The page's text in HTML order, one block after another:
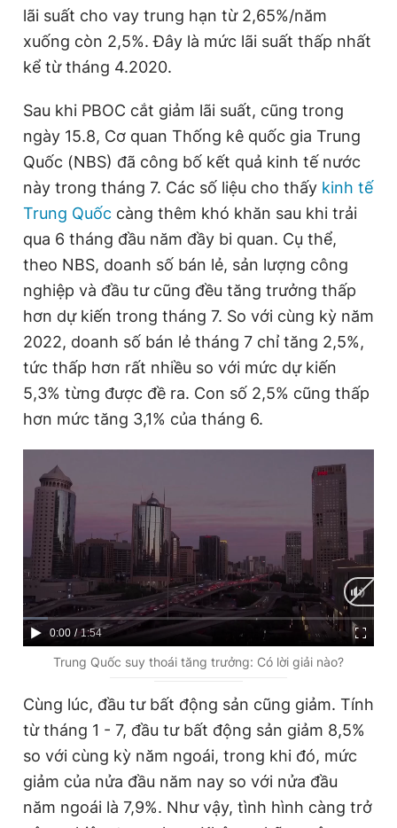
lãi suất cho vay trung hạn từ 2,65%/năm
xuống còn 2,5%. Đây là mức lãi suất thấp nhất
kể từ tháng 4.2020.
Sau khi PBOC cắt giảm lãi suất, cũng trong
ngày 15.8, Cơ quan Thống kê quốc gia Trung
Quốc (NBS) đã công bố kết quả kinh tế nước
này trong tháng 7. Các số liệu cho thấy kinh tế
Trung Quốc càng thêm khó khăn sau khi trải
qua 6 tháng đầu năm đầy bi quan. Cụ thể,
theo NBS, doanh số bán lẻ, sản lượng công
nghiệp và đầu tư cũng đều tăng trưởng thấp
hơn dự kiến trong tháng 7. So với cùng kỳ năm
2022, doanh số bán lẻ tháng 7 chỉ tăng 2,5%,
tức thấp hơn rất nhiều so với mức dự kiến
5,3% từng được đề ra. Con số 2,5% cũng thấp
hơn mức tăng 3,1% của tháng 6.
C
u
r
e
0:00 / D
u
a
t
1:54
Trung Quốc suy thoái tăng trưởng: Có lời giải nào?
Cùng lúc, đầu tư bất động sản cũng giảm. Tính
từ tháng 1 - 7, đầu tư bất động sản giảm 8,5%
so với cùng kỳ năm ngoái, trong khi đó, mức
giảm của nửa đầu năm nay so với nửa đầu
năm ngoái là 7,9%. Như vậy, tình hình càng trở